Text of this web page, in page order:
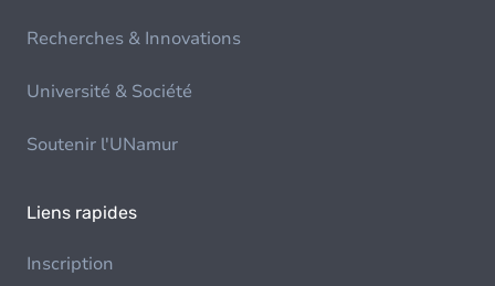
Recherches & Innovations
Université & Société
Soutenir l'UNamur
Liens rapides
Inscription